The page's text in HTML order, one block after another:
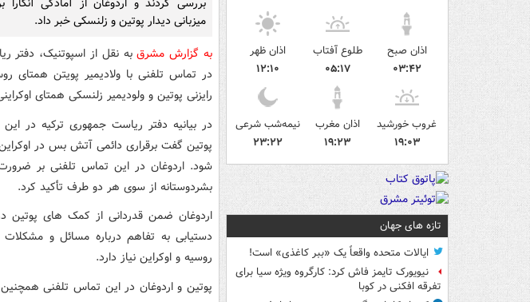
اذان صبح
۰۳:۴۲
طلوع آفتاب
۰۵:۱۷
اذان ظهر
۱۲:۱۰
غروب خورشید
۱۹:۰۳
اذان مغرب
۱۹:۲۳
نیمه‌شب شرعی
۲۳:۲۲
تازه های جهان
ایالات متحده واقعاً یک «ببر کاغذی» است!
نیویورک تایمز فاش کرد: کارگروه ویژه سیا برای
تفرقه افکنی در کوبا
میزبانی دیدار پوتین و زلنسکی خبر داد.
به گزارش مشرقبه نقل از اسپوتنیک، دفتر
در تماس تلفنی با ولادیمیر پویتن همتای
رایزنی پوتین و ولودیمیر زلنسکی همتای
در بیانیه دفتر ریاست جمهوری ترکیه در
پوتین گفت برقراری دائمی آتش بس در
شود. اردوغان در این تماس تلفنی بر
بشردوستانه از سوی هر دو طرف تأکید کرد.
اردوغان ضمن قدردانی از کمک های پوتین در
دستیابی به تفاهم درباره مسائل و
روسیه و اوکراین نیاز دارد.
پوتین و اردوغان در این تماس تلفنی